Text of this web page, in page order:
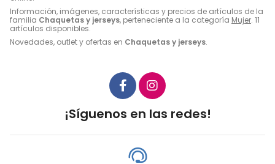
Información, imágenes, características y precios de artículos de la
familia Chaquetas y jerseys, perteneciente a la categoría Mujer. 11
artículos disponibles.
Novedades, outlet y ofertas en Chaquetas y jerseys.
¡Síguenos en las redes!